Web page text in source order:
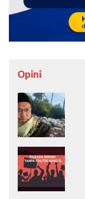
Opini